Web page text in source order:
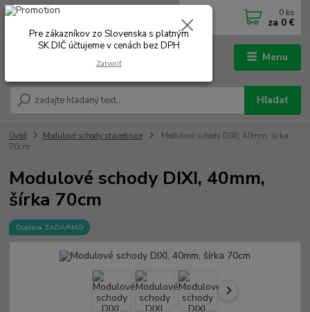
Menu
Hľadať
0902 180 499
0 ks
za 0 €
Úvod Modulové schody stavebnice
Modulové schody DIXI, 40mm, šírka
70cm
Modulové schody DIXI, 40mm,
šírka 70cm
Doprava ZADARMO
Pre zákazníkov zo Slovenska s platným
SK DIČ účtujeme v cenách bez DPH
Zatvoriť